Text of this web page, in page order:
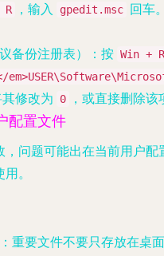
R ，输入 gpedit.msc 回车
备份注册表）：按 Win + R
其修改为 0 ，或直接删除该
配置文件
问题可能出在当前用户
。
：重要文件不要只存放在桌